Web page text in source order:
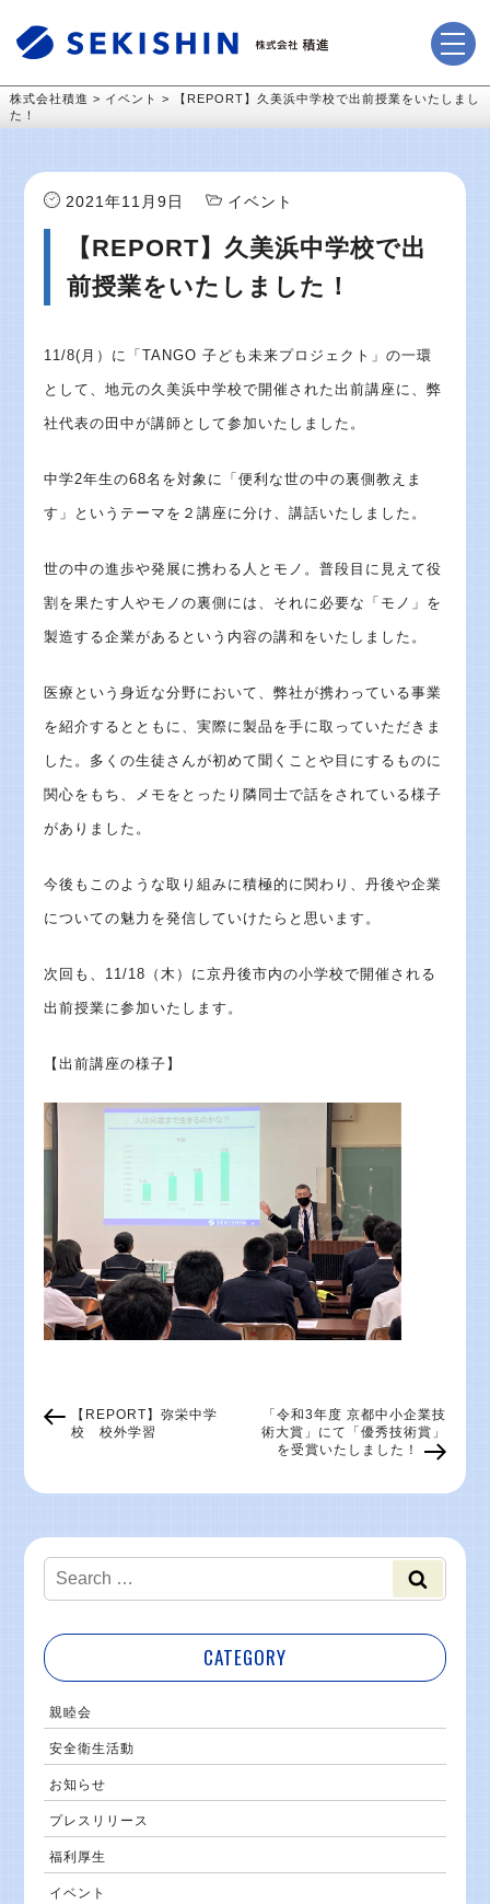
株式会社積進 > イベント >
【REPORT】久美浜中学校で出前授業をいたしまし
た！
2021年11月9日 イベント
【REPORT】久美浜中学校で出
前授業をいたしました！
11/8(月）に「TANGO 子ども未来プロジェクト」の一環
として、地元の久美浜中学校で開催された出前講座に、弊
社代表の田中が講師として参加いたしました。
中学2年生の68名を対象に「便利な世の中の裏側教えま
す」というテーマを２講座に分け、講話いたしました。
世の中の進歩や発展に携わる人とモノ。普段目に見えて役
割を果たす人やモノの裏側には、それに必要な「モノ」を
製造する企業があるという内容の講和をいたしました。
医療という身近な分野において、弊社が携わっている事業
を紹介するとともに、実際に製品を手に取っていただきま
した。多くの生徒さんが初めて聞くことや目にするものに
関心をもち、メモをとったり隣同士で話をされている様子
がありました。
今後もこのような取り組みに積極的に関わり、丹後や企業
についての魅力を発信していけたらと思います。
次回も、11/18（木）に京丹後市内の小学校で開催される
出前授業に参加いたします。
【出前講座の様子】
【REPORT】弥栄中学
校 校外学習
「令和3年度 京都中小企業技
術大賞」にて「優秀技術賞」
を受賞いたしました！
CATEGORY
親睦会
安全衛生活動
お知らせ
プレスリリース
福利厚生
イベント